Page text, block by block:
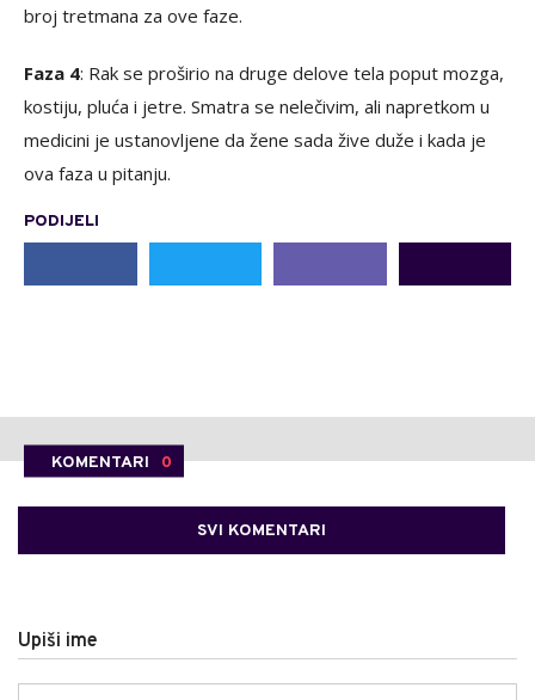
broj tretmana za ove faze.
Faza 4: Rak se proširio na druge delove tela poput mozga,
kostiju, pluća i jetre. Smatra se nelečivim, ali napretkom u
medicini je ustanovljene da žene sada žive duže i kada je
ova faza u pitanju.
PODIJELI
KOMENTARI 0
SVI KOMENTARI
Upiši ime